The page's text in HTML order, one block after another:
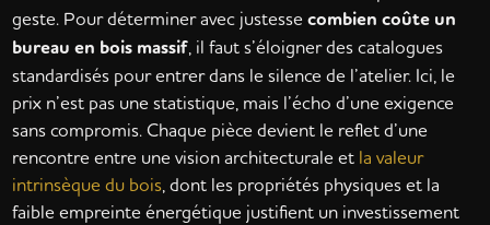
geste. Pour déterminer avec justessecombien coûte un
bureau en bois massif , il faut s’éloigner des catalogues
standardisés pour entrer dans le silence de l’atelier. Ici, le
prix n’est pas une statistique, mais l’écho d’une exigence
sans compromis. Chaque pièce devient le reflet d’une
rencontre entre une vision architecturale et la valeur
intrinsèque du bois , dont les propriétés physiques et la
faible empreinte énergétique justifient un investissement